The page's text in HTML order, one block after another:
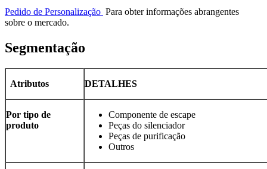
Pedido de Personalização Para obter informações abrangentes
sobre o mercado.
Segmentação
Atributos DETALHES
Por tipo de
produto
Componente de escape
Peças do silenciador
Peças de purificação
Outros